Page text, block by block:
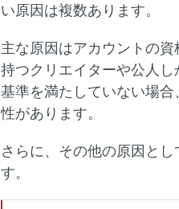
い原因は複数あります。
主な原因はアカウントの
持つクリエイターや公人
基準を満たしていない場
性があります。
さらに、その他の原因と
す。